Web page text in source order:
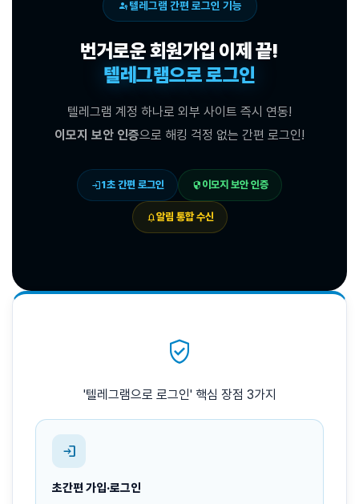
passkey텔레그램 간편 로그인 기능
번거로운 회원가입 이제 끝!
텔레그램으로 로그인
텔레그램 계정 하나로 외부 사이트 즉시 연동!
이모지 보안 인증으로 해킹 걱정 없는 간편 로그인!
login1초 간편 로그인 security 이모지 보안 인증
notifications알림 통합 수신
verified_user
'텔레그램으로 로그인' 핵심 장점 3가지
login
초간편 가입·로그인